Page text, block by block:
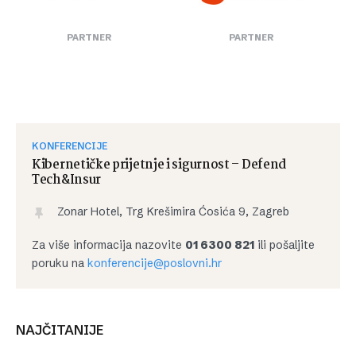
PARTNER PARTNER
KONFERENCIJE
Kibernetičke prijetnje i sigurnost – Defend
Tech&Insur
Zonar Hotel, Trg Krešimira Ćosića 9, Zagreb
Za više informacija nazovite 01 6300 821 ili pošaljite
poruku na konferencije@poslovni.hr
NAJČITANIJE